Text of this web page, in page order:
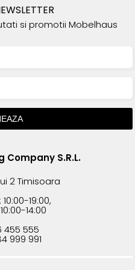
si promotii Mobelhaus
S.R.L.
2 Timisoara
19:00,
14:00
455 555
999 991